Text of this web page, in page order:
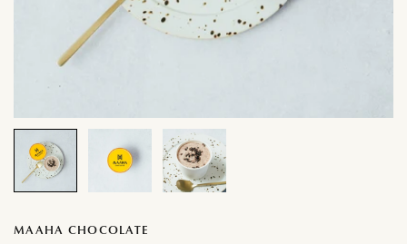
MAAHA CHOCOLATE